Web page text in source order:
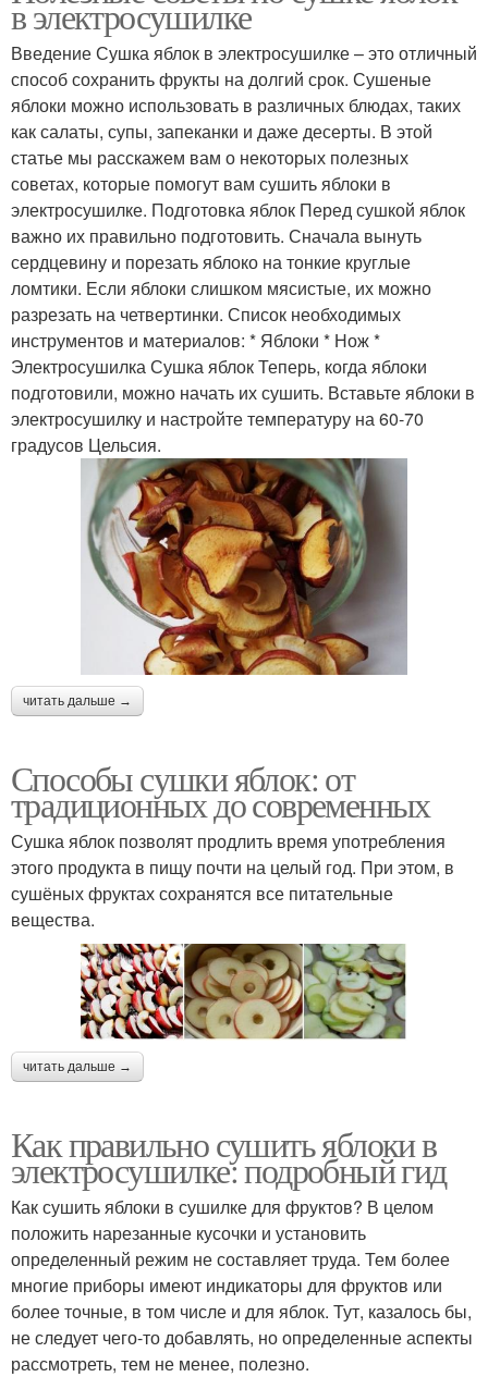
в электросушилке
Введение Сушка яблок в электросушилке – это отличный
способ сохранить фрукты на долгий срок. Сушеные
яблоки можно использовать в различных блюдах, таких
как салаты, супы, запеканки и даже десерты. В этой
статье мы расскажем вам о некоторых полезных
советах, которые помогут вам сушить яблоки в
электросушилке. Подготовка яблок Перед сушкой яблок
важно их правильно подготовить. Сначала вынуть
сердцевину и порезать яблоко на тонкие круглые
ломтики. Если яблоки слишком мясистые, их можно
разрезать на четвертинки. Список необходимых
инструментов и материалов: * Яблоки * Нож *
Электросушилка Сушка яблок Теперь, когда яблоки
подготовили, можно начать их сушить. Вставьте яблоки в
электросушилку и настройте температуру на 60-70
градусов Цельсия.
читать дальше →
Способы сушки яблок: от
традиционных до современных
Сушка яблок позволят продлить время употребления
этого продукта в пищу почти на целый год. При этом, в
сушёных фруктах сохранятся все питательные
вещества.
читать дальше →
Как правильно сушить яблоки в
электросушилке: подробный гид
Как сушить яблоки в сушилке для фруктов? В целом
положить нарезанные кусочки и установить
определенный режим не составляет труда. Тем более
многие приборы имеют индикаторы для фруктов или
более точные, в том числе и для яблок. Тут, казалось бы,
не следует чего-то добавлять, но определенные аспекты
рассмотреть, тем не менее, полезно.